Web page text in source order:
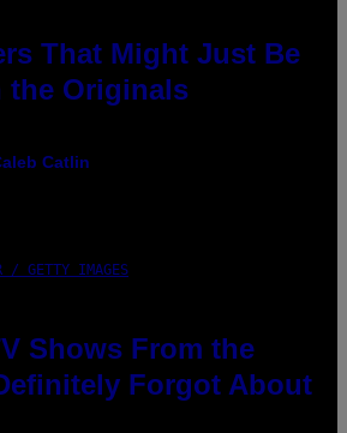
That Might Just Be
the Originals
Catlin
/ GETTY IMAGES
Shows From the
Forgot About